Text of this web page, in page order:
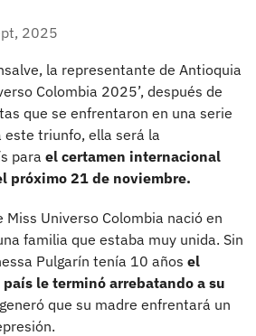
2025
la representante de Antioquia
Colombia 2025’, después de
que se enfrentaron en una serie
este triunfo, ella será la
para el certamen internacional
próximo 21 de noviembre.
Miss Universo Colombia nació en
familia que estaba muy unida. Sin
Pulgarín tenía 10 años el
le terminó arrebatando a su
que su madre enfrentará un